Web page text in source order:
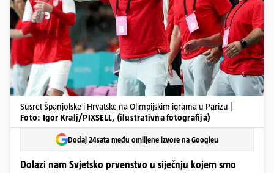
Susret Španjolske i Hrvatske na Olimpijskim igrama u Parizu |
Foto: Igor Kralj/PIXSELL, (ilustrativna fotografija)
Dodaj 24sata među omiljene izvore na Googleu
Dolazi nam Svjetsko prvenstvo u siječnju kojem smo